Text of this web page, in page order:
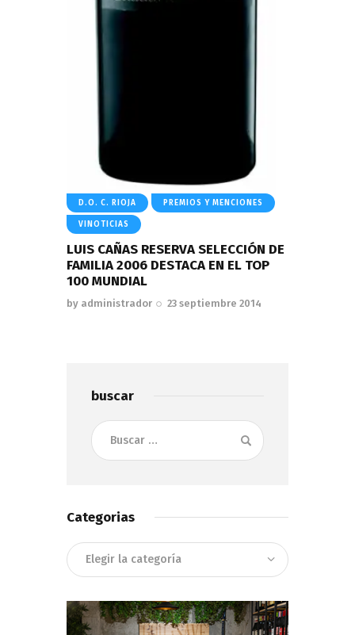
D.O. C. RIOJA PREMIOS Y MENCIONES
VINOTICIAS
LUIS CAÑAS RESERVA SELECCIÓN DE
FAMILIA 2006 DESTACA EN EL TOP
100 MUNDIAL
by administrador 23 septiembre 2014
buscar
Buscar:
Categorias
Categorias